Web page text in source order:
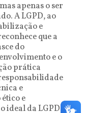
apenas o ser
A LGPD, ao
e
que a
do
e o
prática
e
e
ideal da LGPD: